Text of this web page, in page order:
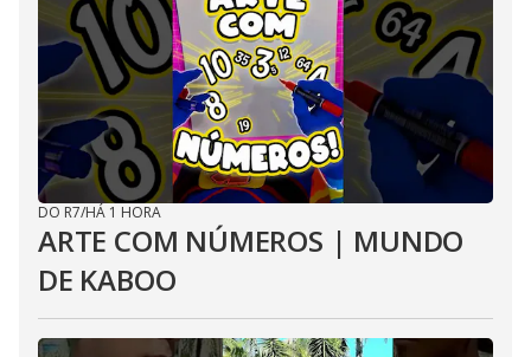
DO R7/HÁ 1 HORA
ARTE COM NÚMEROS | MUNDO
DE KABOO